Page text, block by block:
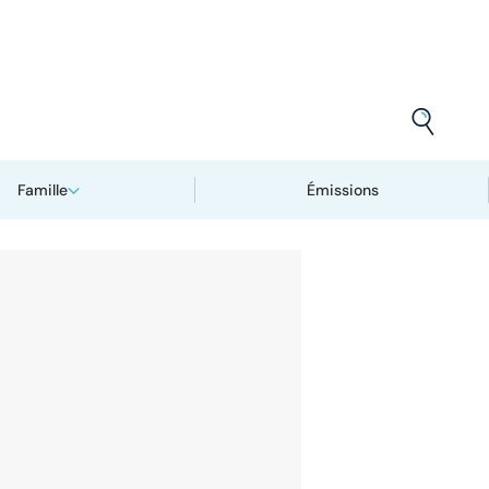
Famille Émissions